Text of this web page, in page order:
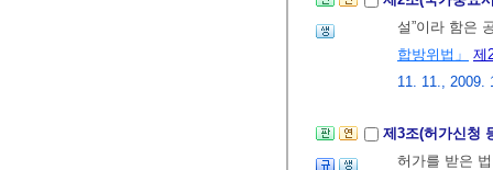
설”이라 함은
합방위법」
제
11. 11., 2009.
제3조(허가신청
허가를 받은